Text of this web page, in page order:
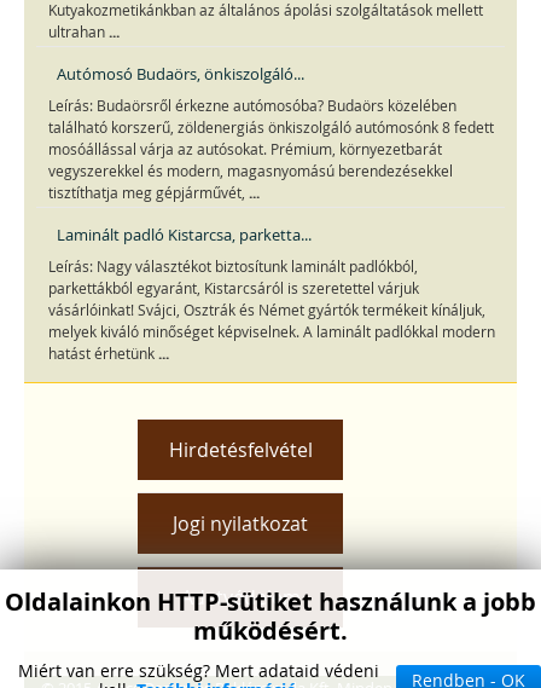
Kutyakozmetikánkban az általános ápolási szolgáltatások mellett
ultrahan ...
Autómosó Budaörs, önkiszolgáló...
Leírás: Budaörsről érkezne autómosóba? Budaörs közelében
található korszerű, zöldenergiás önkiszolgáló autómosónk 8 fedett
mosóállással várja az autósokat. Prémium, környezetbarát
vegyszerekkel és modern, magasnyomású berendezésekkel
tisztíthatja meg gépjárművét, ...
Laminált padló Kistarcsa, parketta...
Leírás: Nagy választékot biztosítunk laminált padlókból,
parkettákból egyaránt, Kistarcsáról is szeretettel várjuk
vásárlóinkat! Svájci, Osztrák és Német gyártók termékeit kínáljuk,
melyek kiváló minőséget képviselnek. A laminált padlókkal modern
hatást érhetünk ...
Hirdetésfelvétel
Jogi nyilatkozat
Adatvédelem
Oldalainkon HTTP-sütiket használunk a jobb
működésért.
Miért van erre szükség? Mert adataid védeni
Rendben - OK